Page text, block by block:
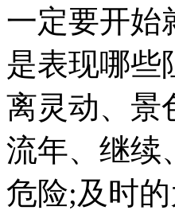
一定要开始
是表现哪些
离灵动、景
流年、继续
危险;及时